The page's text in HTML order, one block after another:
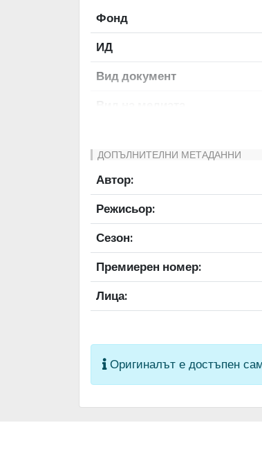
Фонд
ИД
Вид документ
Права за ползване
Предоставяща страна
Качество на изображението
Институция
ДОПЪЛНИТЕЛНИ МЕТАДАННИ
Автор:
Режисьор:
Сезон:
Премиерен номер:
Лица:
Оригиналът е достъпен